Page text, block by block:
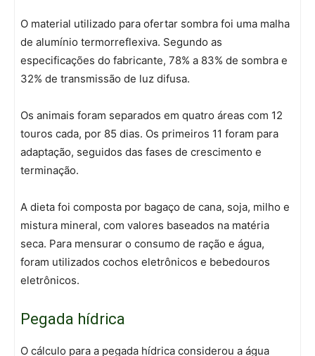
O material utilizado para ofertar sombra foi uma malha
de alumínio termorreflexiva. Segundo as
especificações do fabricante, 78% a 83% de sombra e
32% de transmissão de luz difusa.
Os animais foram separados em quatro áreas com 12
touros cada, por 85 dias. Os primeiros 11 foram para
adaptação, seguidos das fases de crescimento e
terminação.
A dieta foi composta por bagaço de cana, soja, milho e
mistura mineral, com valores baseados na matéria
seca. Para mensurar o consumo de ração e água,
foram utilizados cochos eletrônicos e bebedouros
eletrônicos.
Pegada hídrica
O cálculo para a pegada hídrica considerou a água